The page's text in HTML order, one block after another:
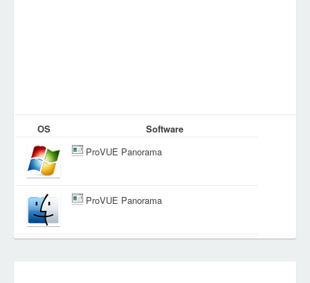
OS
Software
ProVUE Panorama
ProVUE Panorama